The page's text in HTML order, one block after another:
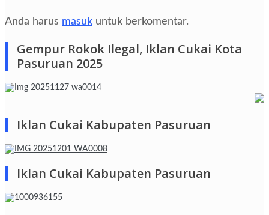
Anda harus masuk untuk berkomentar.
Gempur Rokok Ilegal, Iklan Cukai Kota
Pasuruan 2025
Iklan Cukai Kabupaten Pasuruan
Iklan Cukai Kabupaten Pasuruan